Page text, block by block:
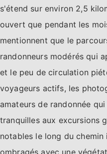
s'étend sur environ 2,5
ouvert que pendant les
mentionnent que le
randonneurs modérés qui
et le peu de circulation
voyageurs actifs, les
amateurs de randonnée
tranquilles aux excursions
notables le long du